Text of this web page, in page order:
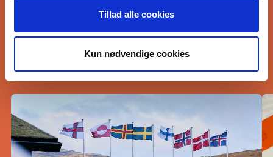
Tillad alle cookies
Kun nødvendige cookies
FLERE NYHETER